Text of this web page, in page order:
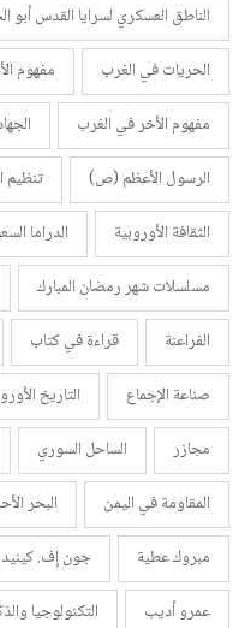
الناطق العسكري لسرايا القدس أبو
الحريات في الغرب
مفهوم
مفهوم الأخر في الغرب
الرسول الأعظم (ص)
تنظيم
الثقافة الأوروبية
الدراما
مسلسلات شهر رمضان المبارك
الفراعنة
قراءة في كتاب
صناعة الإجماع
التاريخ
مجازر
الساحل السوري
المقاومة في اليمن
البحر
مبروك عطية
جون إف.
عمرو أديب
التكنولوجيا